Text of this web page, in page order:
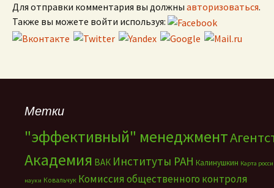
Для отправки комментария вы должны авторизоваться.
Также вы можете войти используя:
Метки
"эффективный" менеджмент
Академия ВАК Институты РАН Калинушкин Карта
науки Ковальчук Комиссия общественного контроля